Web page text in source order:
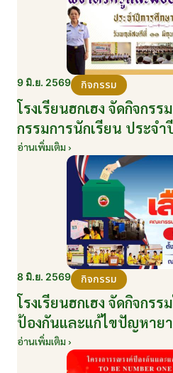
9 มิ.ย. 2569 กิจกรรม
โรงเรียนฮกเฮง จัดกิจกร
กรรมการนักเรียน ประจำ
เสริมประชาธิปไตยในโร
อ่านเพิ่มเติม ›
8 มิ.ย. 2569 กิจกรรม
โรงเรียนฮกเฮง จัดกิจกร
ป้องกันและแก้ไขปัญหายา
NUMBER ONE อำเภอบ้า
2569 ให้กับนักเรียนแกน
อ่านเพิ่มเติม ›